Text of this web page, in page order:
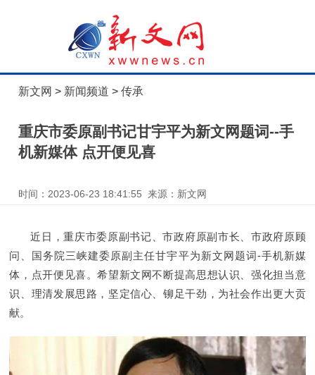
新文网 > 新闻频道 >传承
重庆市委原副书记甘宇平为新文网题词--手
机新媒体 点开便见喜
时间：2023-06-23 18:41:55 来源：新文网
近日，重庆市委原副书记、市政府原副市长、市政府原顾
问、国务院三峡建委原副主任甘宇平为新文网题词-手机新媒
体，点开便见喜。希望新文网不断提高思想认识、强化担当意
识、理清发展思路，坚定信心、铆足干劲，为社会作出更大贡
献。